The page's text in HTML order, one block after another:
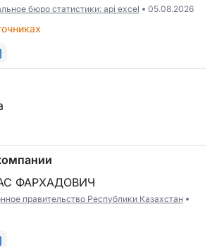
бюро статистики: api excel 05.08.2026
ФАРХАДОВИЧ
правительство Республики Казахстан